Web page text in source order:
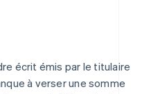
écrit émis par le titulaire
à verser une somme